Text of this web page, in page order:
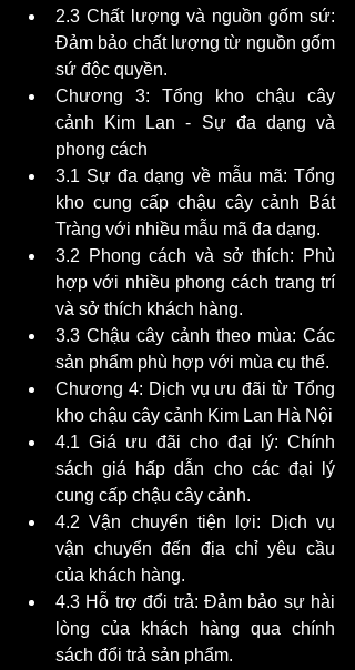
2.3 Chất lượng và nguồn gốm sứ:
Đảm bảo chất lượng từ nguồn gốm
sứ độc quyền.
Chương 3: Tổng kho chậu cây
cảnh Kim Lan - Sự đa dạng và
phong cách
3.1 Sự đa dạng về mẫu mã: Tổng
kho cung cấp chậu cây cảnh Bát
Tràng với nhiều mẫu mã đa dạng.
3.2 Phong cách và sở thích: Phù
hợp với nhiều phong cách trang trí
và sở thích khách hàng.
3.3 Chậu cây cảnh theo mùa: Các
sản phẩm phù hợp với mùa cụ thể.
Chương 4: Dịch vụ ưu đãi từ Tổng
4.1 Giá ưu đãi cho đại lý: Chính
sách giá hấp dẫn cho các đại lý
cung cấp chậu cây cảnh.
4.2 Vận chuyển tiện lợi: Dịch vụ
vận chuyển đến địa chỉ yêu cầu
của khách hàng.
4.3 Hỗ trợ đổi trả: Đảm bảo sự hài
lòng của khách hàng qua chính
sách đổi trả sản phẩm.